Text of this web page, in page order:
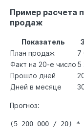
Пример расчета
продаж
Показатель
План продаж
7
Факт на 20-е число 5
Прошло дней
Дней в месяце
Прогноз:
(5 200 000 / 20) *